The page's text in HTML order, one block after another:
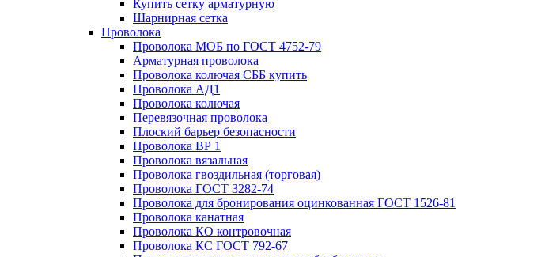
Купить сетку арматурную
Шарнирная сетка
Проволока
Проволока МОБ по ГОСТ 4752-79
Арматурная проволока
Проволока колючая СББ купить
Проволока АД1
Проволока колючая
Перевязочная проволока
Плоский барьер безопасности
Проволока ВР 1
Проволока вязальная
Проволока гвоздильная (торговая)
Проволока ГОСТ 3282-74
Проволока для бронирования оцинкованная ГОСТ 1526-81
Проволока канатная
Проволока КО контровочная
Проволока КС ГОСТ 792-67